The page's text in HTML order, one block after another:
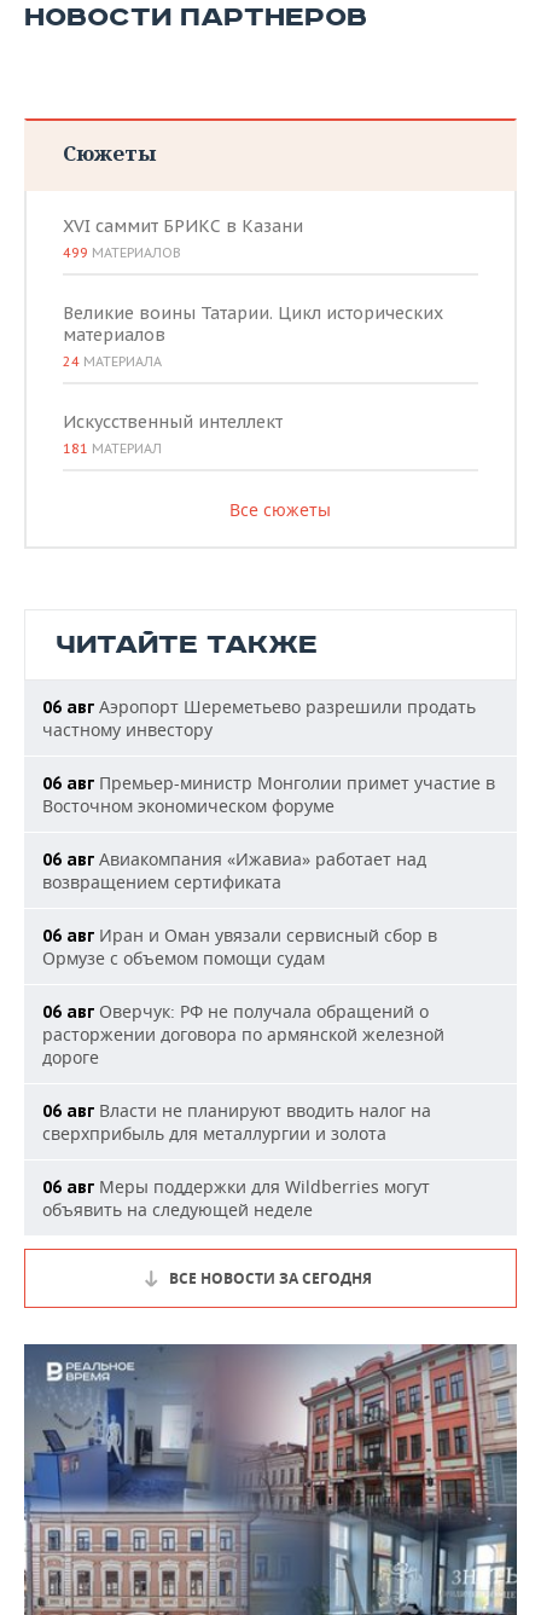
НОВОСТИ ПАРТНЕРОВ
Сюжеты
XVI саммит БРИКС в Казани
499 МАТЕРИАЛОВ
Великие воины Татарии. Цикл исторических
материалов
24 МАТЕРИАЛА
Искусственный интеллект
181 МАТЕРИАЛ
Все сюжеты
ЧИТАЙТЕ ТАКЖЕ
06 авг Аэропорт Шереметьево разрешили продать
частному инвестору
06 авг Премьер-министр Монголии примет участие в
Восточном экономическом форуме
06 авг Авиакомпания «Ижавиа» работает над
возвращением сертификата
06 авг Иран и Оман увязали сервисный сбор в
Ормузе с объемом помощи судам
06 авг Оверчук: РФ не получала обращений о
расторжении договора по армянской железной
дороге
06 авг Власти не планируют вводить налог на
сверхприбыль для металлургии и золота
06 авг Меры поддержки для Wildberries могут
объявить на следующей неделе
ВСЕ НОВОСТИ ЗА СЕГОДНЯ